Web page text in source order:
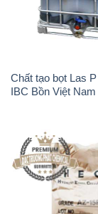
Chất tạo bọt Las
IBC Bồn Việt Nam